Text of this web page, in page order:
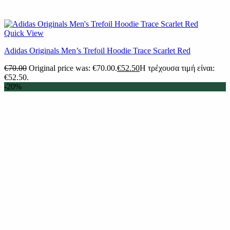
Quick View
Adidas Originals Men’s Trefoil Hoodie Trace Scarlet Red
€70.00 Original price was: €70.00.€52.50Η τρέχουσα τιμή είναι:
€52.50.
-20%